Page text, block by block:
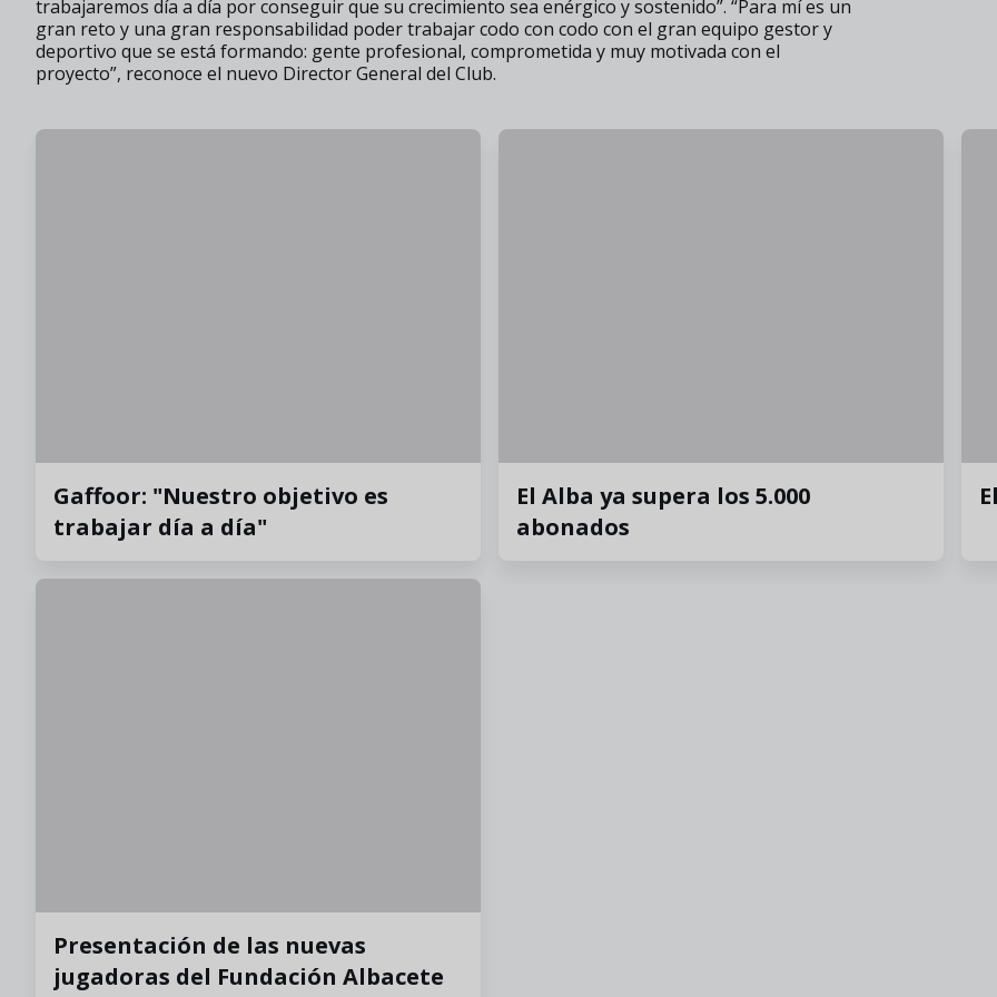
trabajaremos día a día por conseguir que su crecimiento sea enérgico y sostenido”. “Para mí es un
gran reto y una gran responsabilidad poder trabajar codo con codo con el gran equipo gestor y
deportivo que se está formando: gente profesional, comprometida y muy motivada con el
proyecto”, reconoce el nuevo Director General del Club.
Gaffoor: "Nuestro objetivo es
trabajar día a día"
El Alba ya supera los 5.000
abonados
Presentación de las nuevas
jugadoras del Fundación Albacete